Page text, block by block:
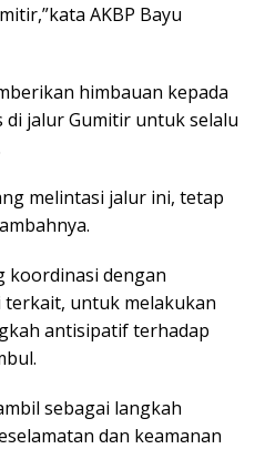
AKBP Bayu
himbauan kepada
di jalur Gumitir untuk selalu
melintasi jalur ini, tetap
koordinasi dengan
terkait, untuk melakukan
antisipatif terhadap
sebagai langkah
dan keamanan